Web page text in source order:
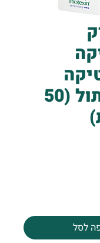
לכלב וחתול (50
לסל